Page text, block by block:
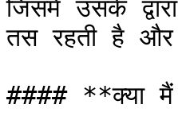
जिसमें उसके
तस रहती है और
#### **क्या मैं